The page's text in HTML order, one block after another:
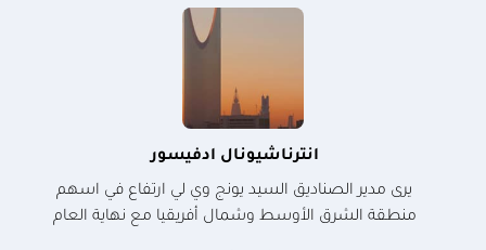
انترناشيونال ادفيسور
يرى مدير الصناديق السيد يونج وي لي ارتفاع في اسهم
منطقة الشرق الأوسط وشمال أفريقيا مع نهاية العام